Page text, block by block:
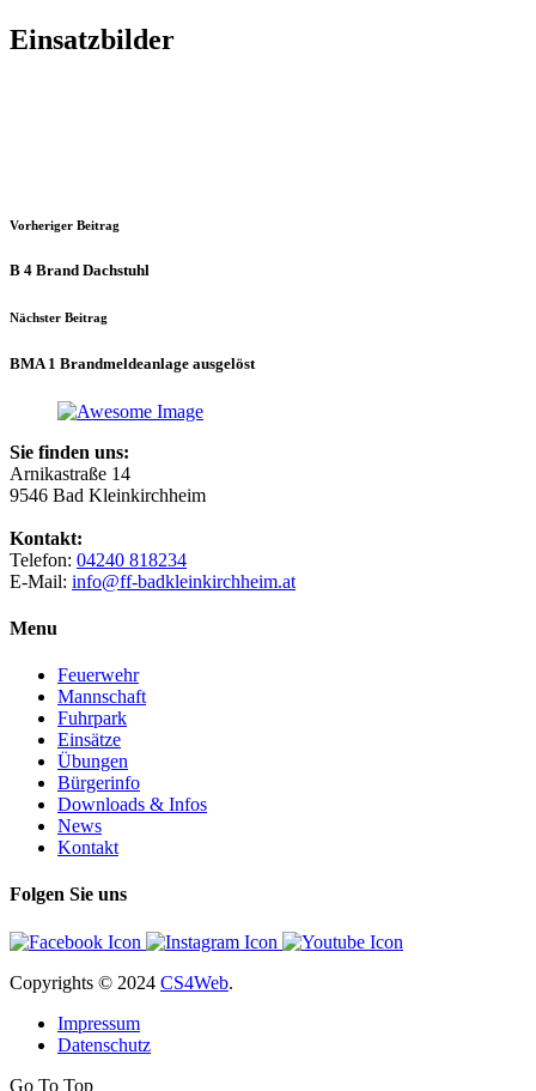
Einsatzbilder
Vorheriger Beitrag
B 4 Brand Dachstuhl
Nächster Beitrag
BMA 1 Brandmeldeanlage ausgelöst
Sie finden uns:
Arnikastraße 14
9546 Bad Kleinkirchheim
Kontakt:
Telefon: 04240 818234
E-Mail: info@ff-badkleinkirchheim.at
Menu
Feuerwehr
Mannschaft
Fuhrpark
Einsätze
Übungen
Bürgerinfo
Downloads & Infos
News
Kontakt
Folgen Sie uns
Copyrights © 2024 CS4Web.
Impressum
Datenschutz
Go To Top